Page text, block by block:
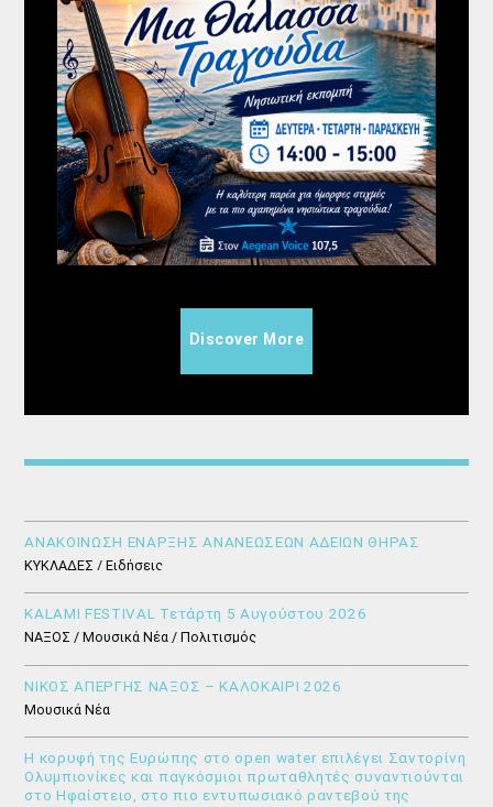
Discover More
ΑΝΑΚΟΙΝΩΣΗ ΕΝΑΡΞΗΣ ΑΝΑΝΕΩΣΕΩΝ ΑΔΕΙΩΝ ΘΗΡΑΣ
ΚΥΚΛΑΔΕΣ / Ειδήσεις
KALAMI FESTIVAL Τετάρτη 5 Αυγούστου 2026
ΝΑΞΟΣ / Μουσικά Νέα / Πολιτισμός
ΝΙΚΟΣ ΑΠΕΡΓΗΣ ΝΑΞΟΣ – ΚΑΛΟΚΑΙΡΙ 2026
Μουσικά Νέα
Η κορυφή της Ευρώπης στο open water επιλέγει Σαντορίνη
Ολυμπιονίκες και παγκόσμιοι πρωταθλητές συναντιούνται
στο Ηφαίστειο, στο πιο εντυπωσιακό ραντεβού της